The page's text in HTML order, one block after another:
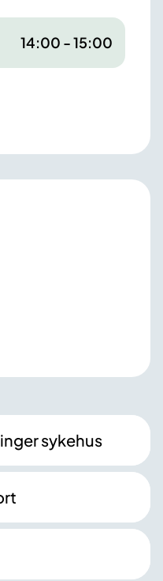
14:00 - 15:00
sykehus